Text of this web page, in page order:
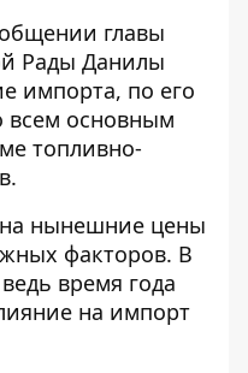
главы
Рады Данилы
импорта, по его
всем основным
топливно-
нынешние цены
факторов. В
время года
на импорт